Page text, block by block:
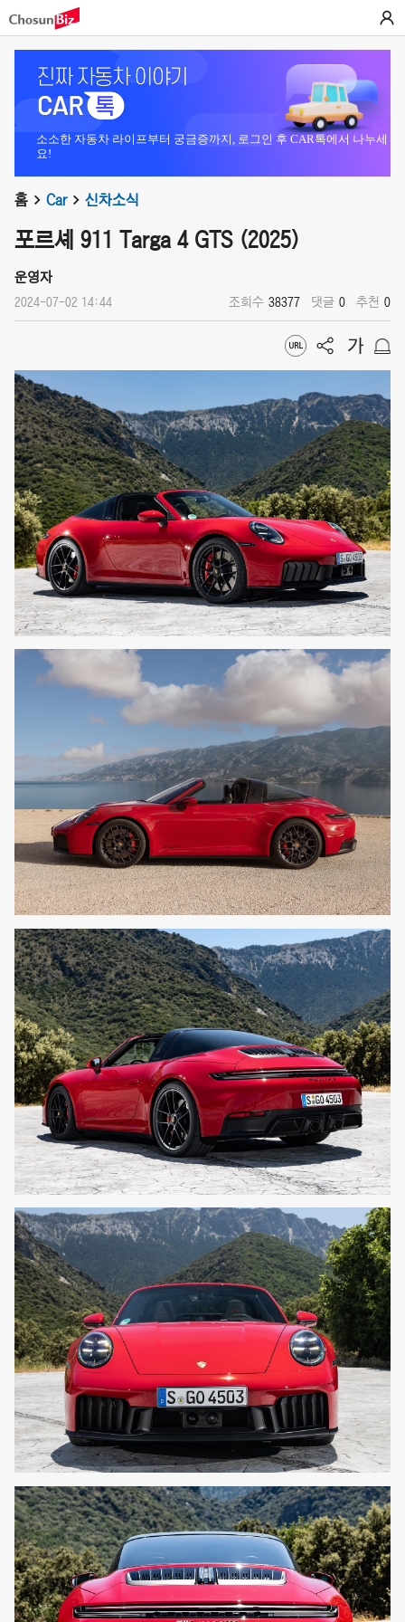
소소한 자동차 라이프부터 궁금증까지, 로그인 후 CAR톡에서 나누세
요!
홈 Car 신차소식
포르셰 911 Targa 4 GTS (2025)
운영자
2024-07-02 14:44 조회수 38377 댓글 0 추천 0